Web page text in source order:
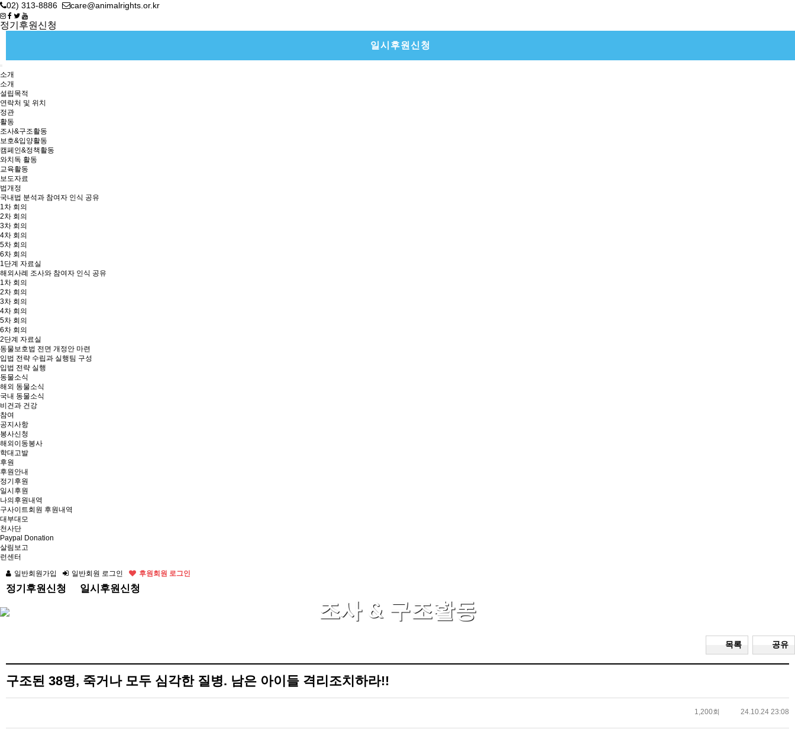
02) 313-8886 care@animalrights.or.kr
정기후원신청
일시후원신청
소개
소개
설립목적
연락처 및 위치
정관
활동
조사&구조활동
보호&입양활동
캠페인&정책활동
와치독 활동
교육활동
보도자료
법개정
국내법 분석과 참여자 인식 공유
1차 회의
2차 회의
3차 회의
4차 회의
5차 회의
6차 회의
1단계 자료실
해외사례 조사와 참여자 인식 공유
1차 회의
2차 회의
3차 회의
4차 회의
5차 회의
6차 회의
2단계 자료실
동물보호법 전면 개정안 마련
입법 전략 수립과 실행팀 구성
입법 전략 실행
동물소식
해외 동물소식
국내 동물소식
비건과 건강
참여
공지사항
봉사신청
해외이동봉사
학대고발
후원
후원안내
정기후원
일시후원
나의후원내역
구사이트회원 후원내역
대부대모
천사단
Paypal Donation
살림보고
런센터
일반회원가입
일반회원 로그인 후원회원 로그인
정기후원신청 일시후원신청
조사 & 구조활동
공유
목록
구조된 38명, 죽거나 모두 심각한 질병. 남은 아이들 격리조치하라!!
1,200회 24.10.24 23:08